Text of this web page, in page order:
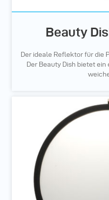
Beauty
Der ideale Reflektor für die
Der Beauty Dish bietet